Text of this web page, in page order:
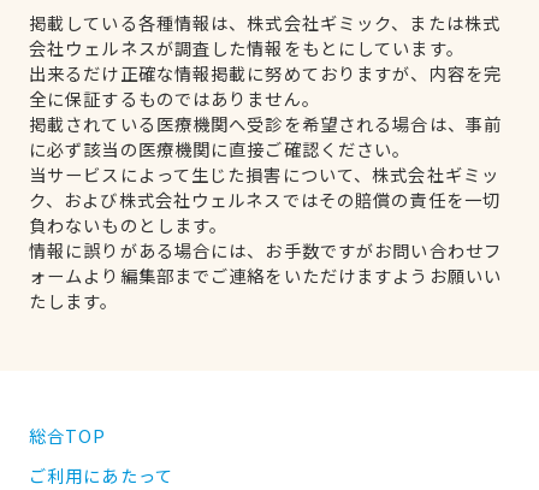
掲載している各種情報は、株式会社ギミック、または株式
会社ウェルネスが調査した情報をもとにしています。
出来るだけ正確な情報掲載に努めておりますが、内容を完
全に保証するものではありません。
掲載されている医療機関へ受診を希望される場合は、事前
に必ず該当の医療機関に直接ご確認ください。
当サービスによって生じた損害について、株式会社ギミッ
ク、および株式会社ウェルネスではその賠償の責任を一切
負わないものとします。
情報に誤りがある場合には、お手数ですがお問い合わせフ
ォームより編集部までご連絡をいただけますようお願いい
たします。
総合TOP
ご利用にあたって